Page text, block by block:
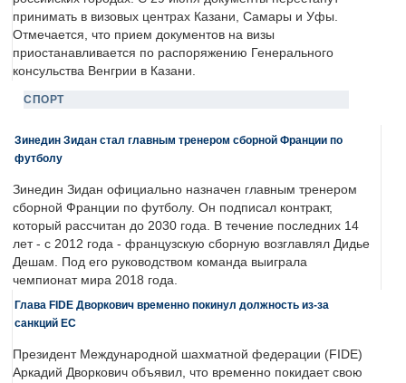
принимать в визовых центрах Казани, Самары и Уфы.
Отмечается, что прием документов на визы
приостанавливается по распоряжению Генерального
консульства Венгрии в Казани.
СПОРТ
Зинедин Зидан стал главным тренером сборной Франции по
футболу
Зинедин Зидан официально назначен главным тренером
сборной Франции по футболу. Он подписал контракт,
который рассчитан до 2030 года. В течение последних 14
лет - с 2012 года - французскую сборную возглавлял Дидье
Дешам. Под его руководством команда выиграла
чемпионат мира 2018 года.
Глава FIDE Дворкович временно покинул должность из-за
санкций ЕС
Президент Международной шахматной федерации (FIDE)
Аркадий Дворкович объявил, что временно покидает свою